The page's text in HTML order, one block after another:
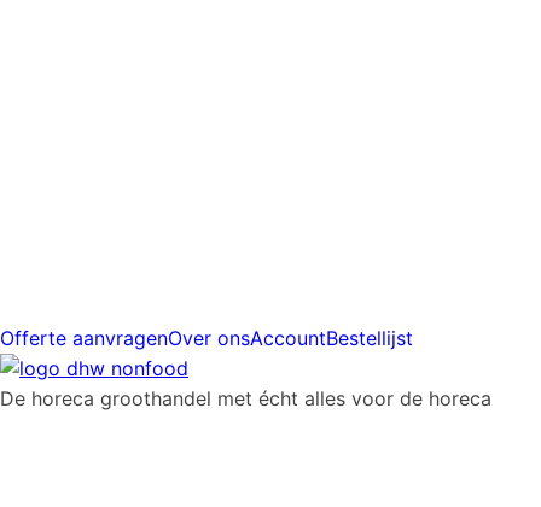
Offerte aanvragenOver onsAccountBestellijst
De horeca groothandel met écht alles voor de horeca